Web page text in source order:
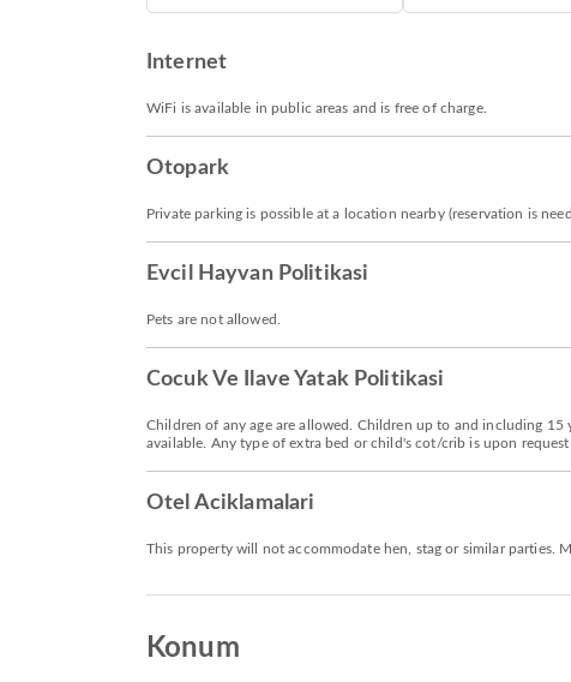
Internet
WiFi is available in public areas and is free of charge.
Otopark
Private parking is possible at a location nearby (reservation is
Evcil Hayvan Politikasi
Pets are not allowed.
Cocuk Ve Ilave Yatak Politikasi
Children of any age are allowed. Children up to and including 15
available. Any type of extra bed or child's cot/crib is upon
Otel Aciklamalari
This property will not accommodate hen, stag or similar parties.
Konum